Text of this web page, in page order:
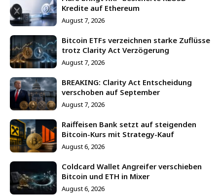
Kredite auf Ethereum
August 7, 2026
Bitcoin ETFs verzeichnen starke Zuflüsse
trotz Clarity Act Verzögerung
August 7, 2026
BREAKING: Clarity Act Entscheidung
verschoben auf September
August 7, 2026
Raiffeisen Bank setzt auf steigenden
Bitcoin-Kurs mit Strategy-Kauf
August 6, 2026
Coldcard Wallet Angreifer verschieben
Bitcoin und ETH in Mixer
August 6, 2026